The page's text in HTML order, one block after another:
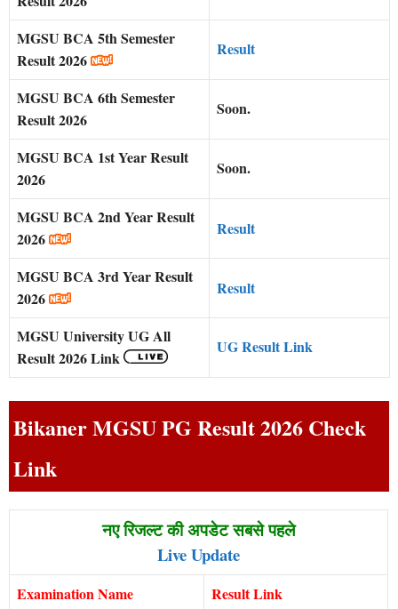
MGSU BCA 5th Semester
Result 2026
Result
MGSU BCA 6th Semester
Result 2026
Soon.
MGSU BCA 1st Year Result
2026
Soon.
MGSU BCA 2nd Year Result
2026
Result
MGSU BCA 3rd Year Result
2026
Result
MGSU University UG All
Result 2026 Link
UG Result Link
Bikaner MGSU PG Result 2026 Check
Link
नए रिजल्ट की अपडेट सबसे पहले
Live Update
Examination Name
Result Link